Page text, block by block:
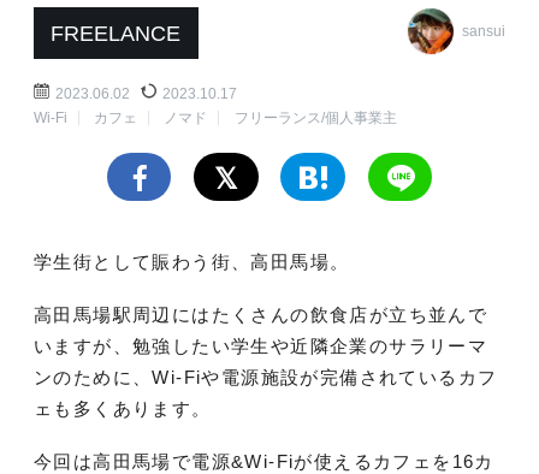
FREELANCE sansui
2023.06.02
2023.10.17
Wi-Fi
カフェ ノマド フリーランス/個人事業主
学生街として賑わう街、高田馬場。
高田馬場駅周辺にはたくさんの飲食店が立ち並んで
いますが、勉強したい学生や近隣企業のサラリーマ
ンのために、Wi-Fiや電源施設が完備されているカフ
ェも多くあります。
今回は高田馬場で電源&Wi-Fiが使えるカフェを16カ